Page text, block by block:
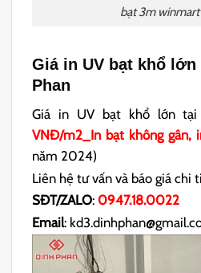
bạt 3m
Giá in UV bạt khổ
Phan
Giá in UV bạt khổ lớn
VNĐ/m2_In bạt không gân,
năm 2024)
Liên hệ tư vấn và báo giá chi
SĐT/ZALO: 0947.18.0022
Email: